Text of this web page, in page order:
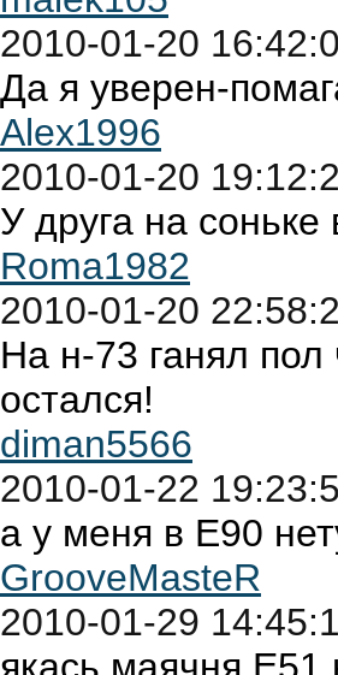
2010-01-20
Да я уверен-
Alex1996
2010-01-20
У друга на
Roma1982
2010-01-20
На н-73 ганял пол
остался!
diman5566
2010-01-22
а у меня в Е90
GrooveMasteR
2010-01-29